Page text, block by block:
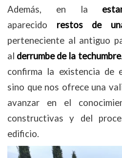
Además, en la
aparecido restos de
perteneciente al antiguo
al derrumbe de la techumbre
confirma la existencia de
sino que nos ofrece una
avanzar en el
constructivas y del
edificio.